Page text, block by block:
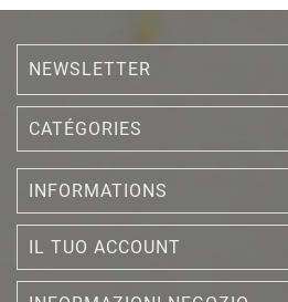
NEWSLETTER
CATÉGORIES
INFORMATIONS
IL TUO ACCOUNT